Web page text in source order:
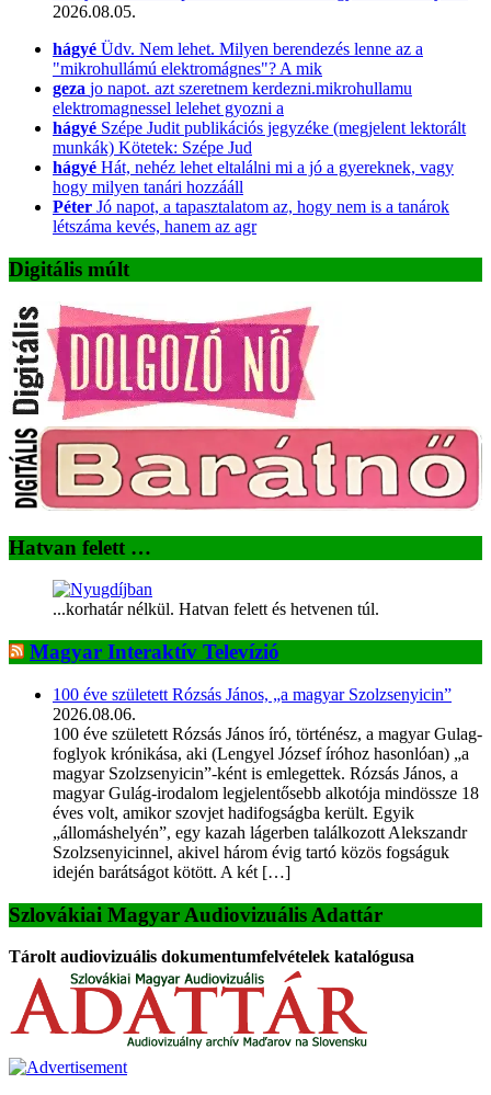
2026.08.05.
hágyé Üdv. Nem lehet. Milyen berendezés lenne az a
"mikrohullámú elektromágnes"? A mik
geza jo napot. azt szeretnem kerdezni.mikrohullamu
elektromagnessel lelehet gyozni a
hágyé Szépe Judit publikációs jegyzéke (megjelent lektorált
munkák) Kötetek: Szépe Jud
hágyé Hát, nehéz lehet eltalálni mi a jó a gyereknek, vagy
hogy milyen tanári hozzááll
Péter Jó napot, a tapasztalatom az, hogy nem is a tanárok
létszáma kevés, hanem az agr
Digitális múlt
Hatvan felett …
...korhatár nélkül. Hatvan felett és hetvenen túl.
Magyar Interaktív Televízió
100 éve született Rózsás János, „a magyar Szolzsenyicin”
2026.08.06.
100 éve született Rózsás János író, történész, a magyar Gulag-
foglyok krónikása, aki (Lengyel József íróhoz hasonlóan) „a
magyar Szolzsenyicin”-ként is emlegettek. Rózsás János, a
magyar Gulág-irodalom legjelentősebb alkotója mindössze 18
éves volt, amikor szovjet hadifogságba került. Egyik
„állomáshelyén”, egy kazah lágerben találkozott Alekszandr
Szolzsenyicinnel, akivel három évig tartó közös fogságuk
idején barátságot kötött. A két […]
Szlovákiai Magyar Audiovizuális Adattár
Tárolt audiovizuális dokumentumfelvételek katalógusa